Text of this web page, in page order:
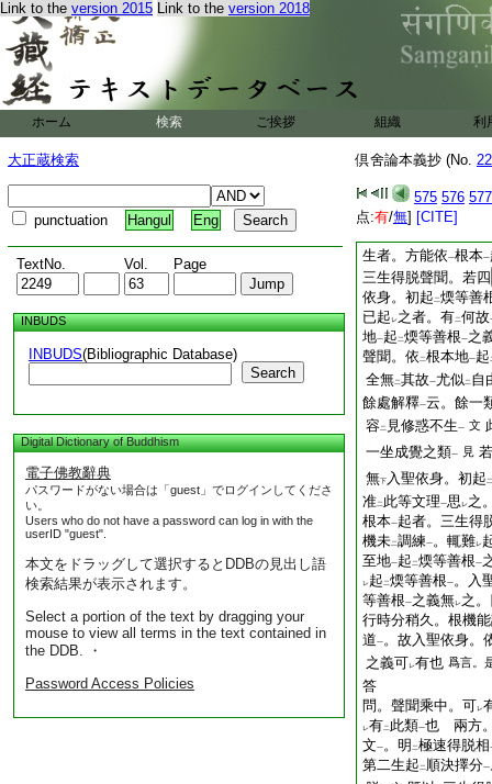
Link to the version 2015 Link to the version 2018
ホーム 検索 ご挨拶 組織 利
大正蔵検索
punctuation Hangul Eng
TextNo. Vol. Page
INBUDS
INBUDS(Bibliographic Database)
Search
Digital Dictionary of Buddhism
電子佛教辭典
パスワードがない場合は「guest」でログインしてくださ
い。
Users who do not have a password can log in with the
userID "guest".
本文をドラッグして選択するとDDBの見出し語
検索結果が表示されます。
Select a portion of the text by dragging your
mouse to view all terms in the text contained in
the DDB. ・
Password Access Policies
倶舍論本義抄 (No.
575 576 577
点:有/無] [CITE]
之疑。假可レ
根本地 。起
煗
生已上得脱聲聞之
之類。可 有故
聞之中。依 根本地
前生一已起二煗等善根
重難云。聲聞乘人
處。彼昔亦曾起二 順
レ 聖獲レ果之釋。更非
生者。方能依一根本一
三生得脱聲聞。若四
依身。初起 二煗等善
已起 レ之者。有二何故
地一起 二煗等善根一之
聲聞。依 二根本地一起
全無二其故一尤似二 自
餘處解釋一云。餘一
容二 見修惑不生一 文
一坐成覺之類一 見
無下 入聖依身。初起 二
准二 此等文理一思 レ之
根本一起者。三生得
機未二調練一。輒難レ
至地一起 二煗等善根一
レ起 二煗等善根一。入
等善根一之義無レ之
行時分稍久。根機
道一。故入聖依身。
之義可レ有也 爲言。
答
問。聲聞乘中。可レ
レ有二 此類一也 兩方
文一。明 二極速得脱相
第二生起 二 順決擇分一